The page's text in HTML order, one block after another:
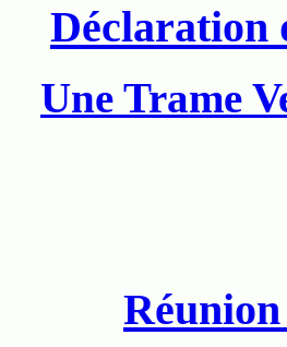
Déclaration
Une Trame